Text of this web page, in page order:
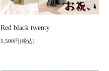
Red black twenty
5,500円(税込)